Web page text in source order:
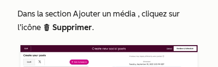
Dans la section Ajouter un média , cliquez sur
l’icône delete Supprimer.